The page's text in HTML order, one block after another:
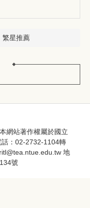
繁星推薦
網站著作權屬於國立
：02-2732-1104轉
地
號